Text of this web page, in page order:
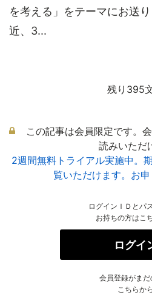
を考える」をテーマにお送
近、3...
残り395
この記事は会員限定です。
読みいただ
2週間無料トライアル実施中。
覧いただけます。お
ログインＩＤとパ
お持ちの方はこ
ログイ
会員登録がまだ
こちらから